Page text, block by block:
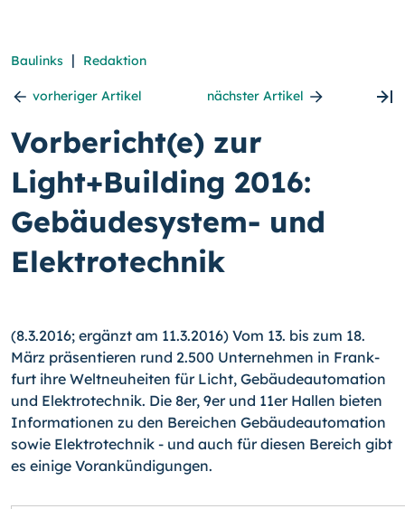
Baulinks | Redaktion
vorheriger Artikel nächster Artikel
Vorbericht(e) zur
Light+Building 2016:
Gebäudesystem- und
Elektrotechnik
(8.3.2016; ergänzt am 11.3.2016) Vom 13. bis zum 18.
März präsentieren rund 2.500 Unternehmen in Frank­
furt ihre Weltneuheiten für Licht, Gebäudeautomation
und Elektrotechnik. Die 8er, 9er und 11er Hallen bieten
Informationen zu den Bereichen Gebäudeautomation
sowie Elektrotechnik - und auch für diesen Bereich gibt
es einige Vorankündigungen.